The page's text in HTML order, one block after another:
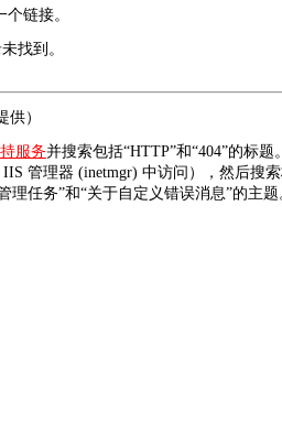
链接。
找到。
）
服务并搜索包括“HTTP”和“404”的标题
管理器 (inetmgr) 中访问），然后搜
理任务”和“关于自定义错误消息”的主题